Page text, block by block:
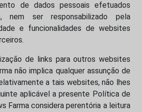
de dados pessoais efetuados
nem ser responsabilizado pela
e funcionalidades de websites
de links para outros websites
não implica qualquer assunção de
a tais websites, não lhes
aplicável a presente Política de
Farma considera perentória a leitura